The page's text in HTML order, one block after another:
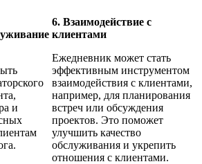
и
6. Взаимодействие с
клиентами
Ежедневник может стать
эффективным инструментом
взаимодействия с клиентами,
например, для планирования
встреч или обсуждения
проектов. Это поможет
улучшить качество
обслуживания и укрепить
отношения с клиентами.